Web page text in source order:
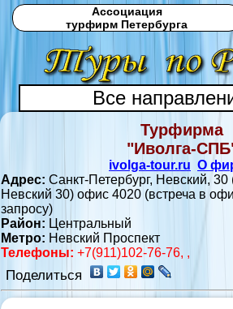
Ассоциация
турфирм Петербурга
Все
Турфирма
"Иволга-
ivolga-tour.ru О
Адрес: Санкт-Петербург, Невский, 30
Невский 30) офис 4020 (встреча в
запросу)
Район: Центральный
Метро: Невский Проспект
Телефоны: +7(911)102-76-76, ,
Поделиться